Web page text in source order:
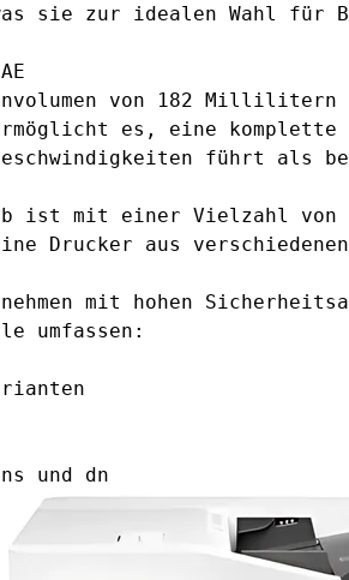
sie zur idealen Wahl für
von 182
es, eine
führt als
ist mit einer Vielzahl von
Drucker aus
mit hohen
umfassen:
und dn